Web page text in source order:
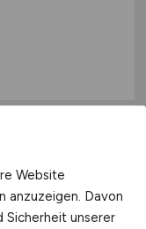
Website
anzuzeigen. Davon
Sicherheit unserer